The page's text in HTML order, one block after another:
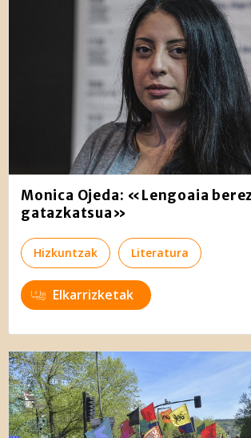
Monica Ojeda: «Lengoaia
gatazkatsua»
Hizkuntzak Literatura
Elkarrizketak